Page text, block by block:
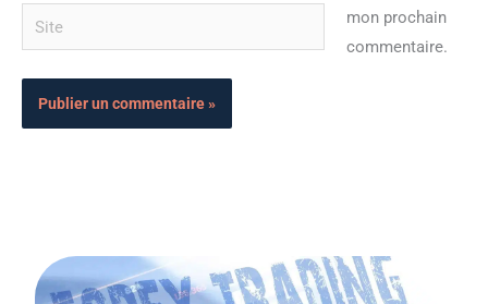
Site
mon prochain
commentaire.